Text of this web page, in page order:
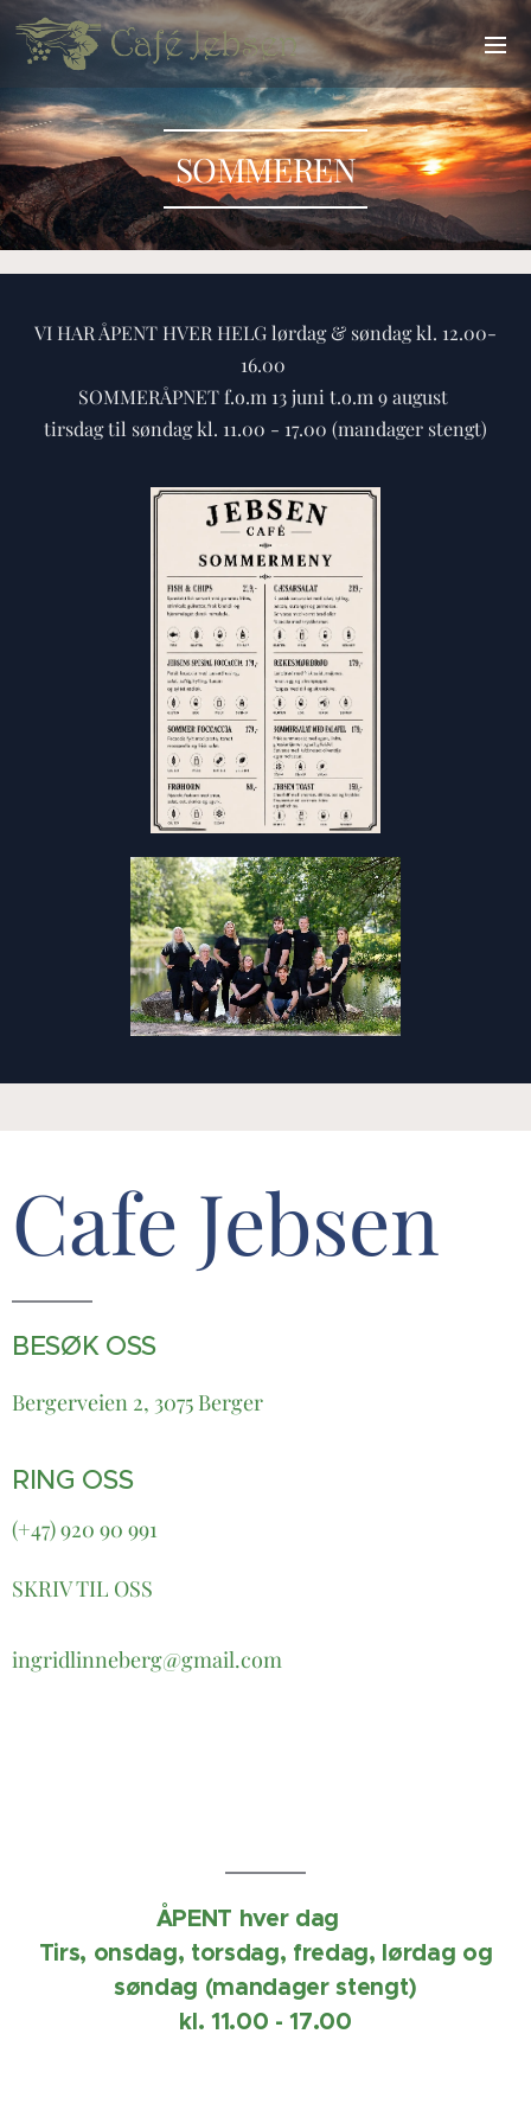
SOMMEREN
VI HAR ÅPENT HVER HELG lørdag & søndag kl. 12.00-
16.00
SOMMERÅPNET f.o.m 13 juni t.o.m 9 august
tirsdag til søndag kl. 11.00 - 17.00 (mandager stengt)
Cafe Jebsen
BESØK OSS
Bergerveien 2, 3075 Berger
RING OSS
(+47) 920 90 991
SKRIV TIL OSS
ingridlinneberg@gmail.com
ÅPENT hver dag ☀️
Tirs, onsdag, torsdag, fredag, lørdag og
søndag (mandager stengt)
kl. 11.00 - 17.00